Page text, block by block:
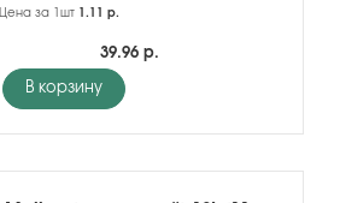
Цена за 1шт 1.11 р.
39.96 р.
В корзину